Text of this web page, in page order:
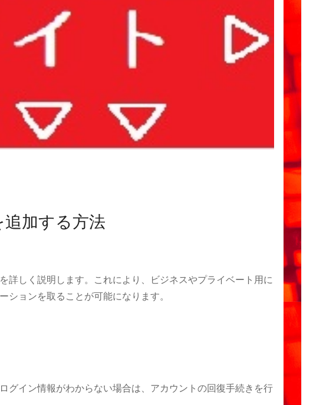
加する方法
詳しく説明します。これにより、ビジネスやプライベート用に
ョンを取ることが可能になります。
グイン情報がわからない場合は、アカウントの回復手続きを行